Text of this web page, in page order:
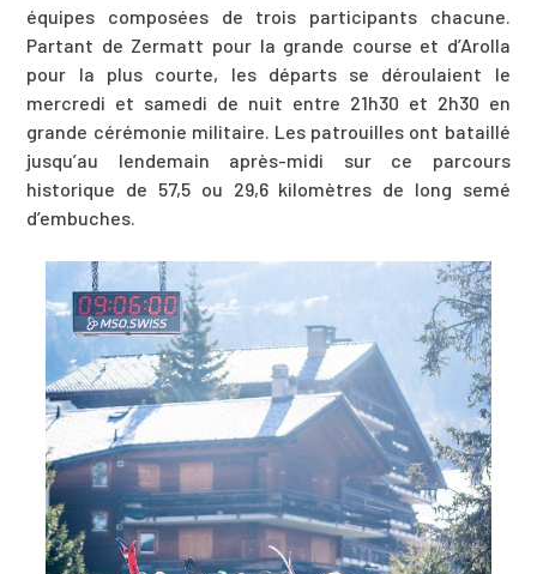
équipes composées de trois participants chacune.
Partant de Zermatt pour la grande course et d’Arolla
pour la plus courte, les départs se déroulaient le
mercredi et samedi de nuit entre 21h30 et 2h30 en
grande cérémonie militaire. Les patrouilles ont bataillé
jusqu’au lendemain après-midi sur ce parcours
historique de 57,5 ou 29,6 kilomètres de long semé
d’embuches.